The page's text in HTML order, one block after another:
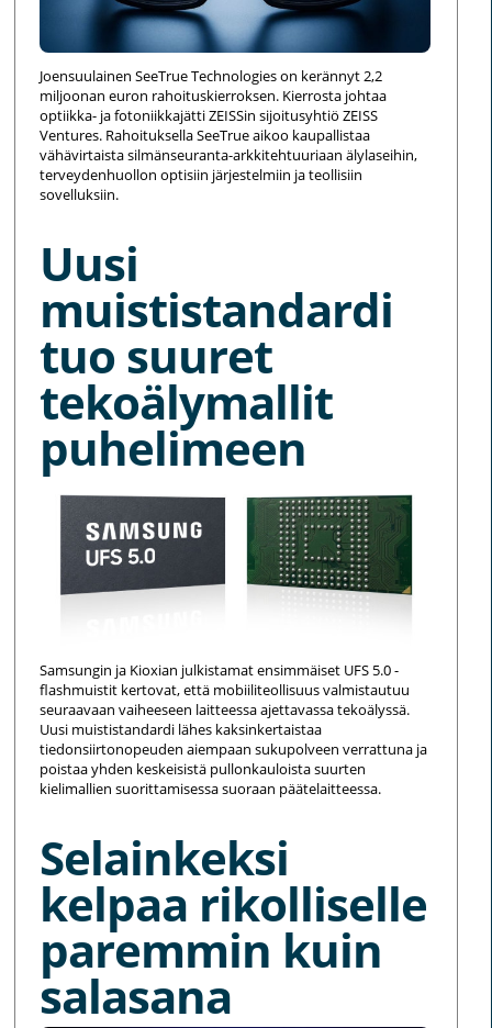
Joensuulainen SeeTrue Technologies on kerännyt 2,2
miljoonan euron rahoituskierroksen. Kierrosta johtaa
optiikka- ja fotoniikkajätti ZEISSin sijoitusyhtiö ZEISS
Ventures. Rahoituksella SeeTrue aikoo kaupallistaa
vähävirtaista silmänseuranta-arkkitehtuuriaan älylaseihin,
terveydenhuollon optisiin järjestelmiin ja teollisiin
sovelluksiin.
Uusi
muististandardi
tuo suuret
tekoälymallit
puhelimeen
Samsungin ja Kioxian julkistamat ensimmäiset UFS 5.0 -
flashmuistit kertovat, että mobiiliteollisuus valmistautuu
seuraavaan vaiheeseen laitteessa ajettavassa tekoälyssä.
Uusi muististandardi lähes kaksinkertaistaa
tiedonsiirtonopeuden aiempaan sukupolveen verrattuna ja
poistaa yhden keskeisistä pullonkauloista suurten
kielimallien suorittamisessa suoraan päätelaitteessa.
Selainkeksi
kelpaa rikolliselle
paremmin kuin
salasana